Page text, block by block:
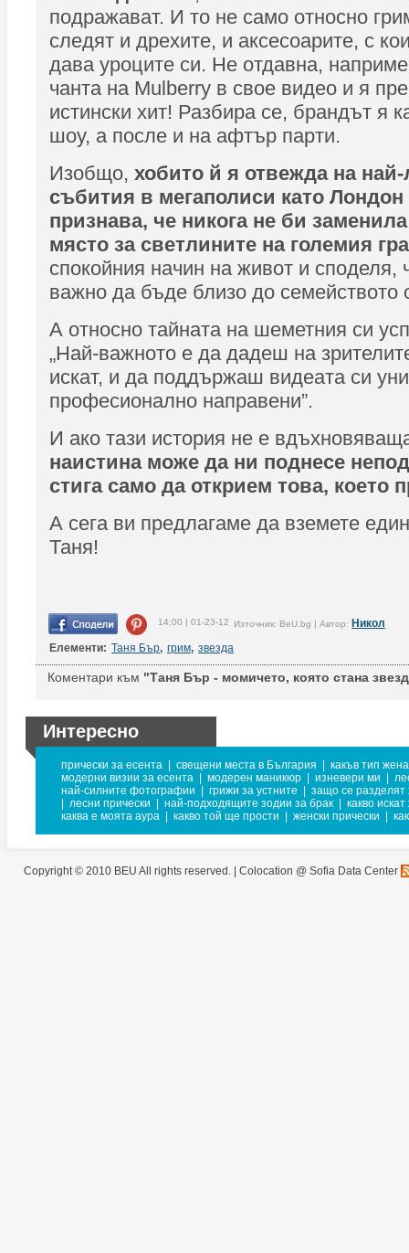
подражават. И то не само относно
следят и дрехите, и аксесоарите, с
дава уроците си. Не отдавна,
чанта на Mulberry в свое видео и я
истински хит! Разбира се, брандът я
шоу, а после и на афтър парти.
Изобщо, хобито й я отвежда на
събития в мегаполиси като
признава, че никога не би
място за светлините на големия
спокойния начин на живот и споделя,
важно да бъде близо до семейството
А относно тайната на шеметния си
„Най-важното е да дадеш на
искат, и да поддържаш видеата си
професионално направени”.
И ако тази история не е
наистина може да ни поднесе
стига само да открием това, което
А сега ви предлагаме да вземете
Таня!
14:00 | 01-23-12 Източник: BeU.bg | Автор: Никол
Елементи: Таня Бър, грим, звезда
Коментари към "Таня Бър - момичето, която стана
Интересно
прически за есента свещени места в България
какъв тип
модерни визии за есента
модерен маникюр изневери ми
най-силните фотографии
грижи за устните
защо се разделят
лесни прически най-подходящите зодии за брак
какво
каква е моята аура
какво той ще прости женски прически
Copyright © 2010 BEU All rights reserved. | Colocation @ Sofia Data Center